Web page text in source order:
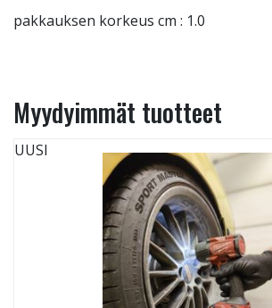
pakkauksen korkeus cm : 1.0
Myydyimmät tuotteet
UUSI